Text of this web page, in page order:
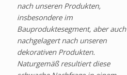
nach unseren Produkten,
insbesondere im
Bauproduktesegment, aber auch
nachgelagert nach unseren
dekorativen Produkten.
Naturgemäß resultiert diese